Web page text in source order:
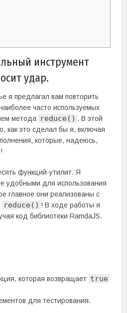
инструмент
удар.
я предлагал вам повторить
часто используемых
метода reduce() . В этой
как это сделал бы я, включая
которые, надеюсь,
функций-утилит. Я
удобными для использования
главное они реализованы с
reduce() ! В ходе работы я
код библиотеки RamdaJS.
которая возвращает true
для тестирования.